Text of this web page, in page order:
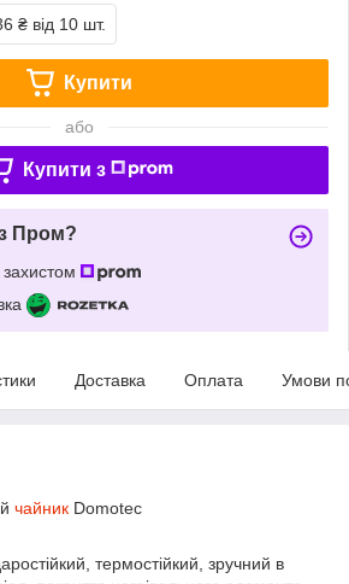
₴ від 10 шт.
Купити
або
Купити з
Пром?
Доставка Оплата Умови
чайник Domotec
термостійкий, зручний в